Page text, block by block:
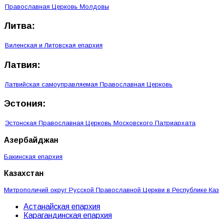
Православная Церковь Молдовы
Литва:
Виленская и Литовская епархия
Латвия:
Латвийская самоуправляемая Православная Церковь
Эстония:
Эстонская Православная Церковь Московского Патриархата
Азербайджан
Бакинская епархия
Казахстан
Митрополичий округ Русской Православной Церкви в Республике
Астанайская епархия
Карагандинская епархия